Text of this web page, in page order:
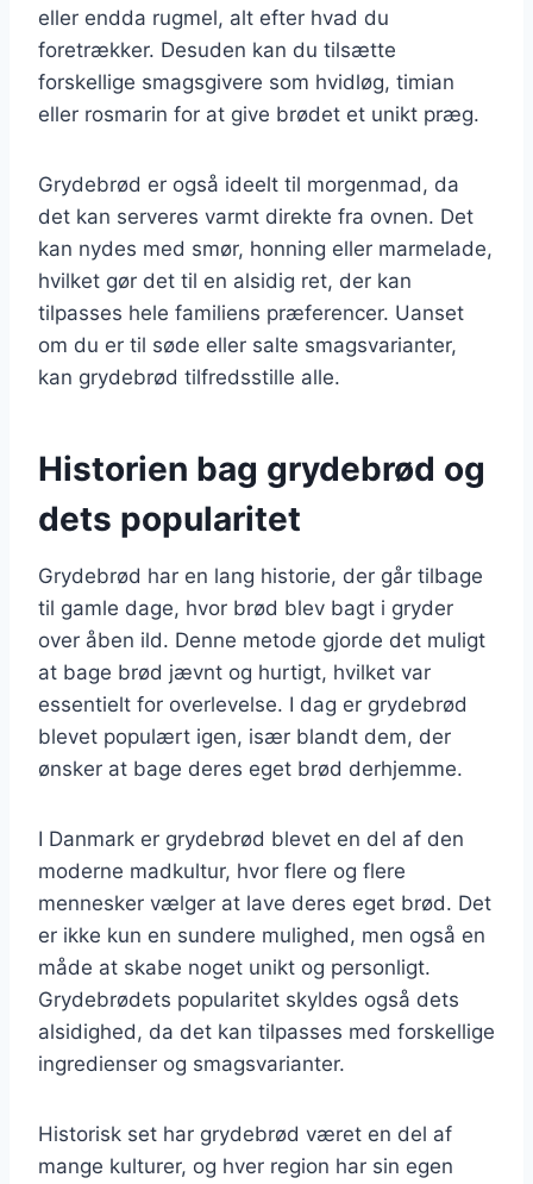
eller endda rugmel, alt efter hvad du
foretrækker. Desuden kan du tilsætte
forskellige smagsgivere som hvidløg, timian
eller rosmarin for at give brødet et unikt præg.
Grydebrød er også ideelt til morgenmad, da
det kan serveres varmt direkte fra ovnen. Det
kan nydes med smør, honning eller marmelade,
hvilket gør det til en alsidig ret, der kan
tilpasses hele familiens præferencer. Uanset
om du er til søde eller salte smagsvarianter,
kan grydebrød tilfredsstille alle.
Historien bag grydebrød og
dets popularitet
Grydebrød har en lang historie, der går tilbage
til gamle dage, hvor brød blev bagt i gryder
over åben ild. Denne metode gjorde det muligt
at bage brød jævnt og hurtigt, hvilket var
essentielt for overlevelse. I dag er grydebrød
blevet populært igen, især blandt dem, der
ønsker at bage deres eget brød derhjemme.
I Danmark er grydebrød blevet en del af den
moderne madkultur, hvor flere og flere
mennesker vælger at lave deres eget brød. Det
er ikke kun en sundere mulighed, men også en
måde at skabe noget unikt og personligt.
Grydebrødets popularitet skyldes også dets
alsidighed, da det kan tilpasses med forskellige
ingredienser og smagsvarianter.
Historisk set har grydebrød været en del af
mange kulturer, og hver region har sin egen